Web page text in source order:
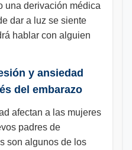
una derivación médica
dar a luz se siente
hablar con alguien
y ansiedad
del embarazo
afectan a las mujeres
padres de
son algunos de los